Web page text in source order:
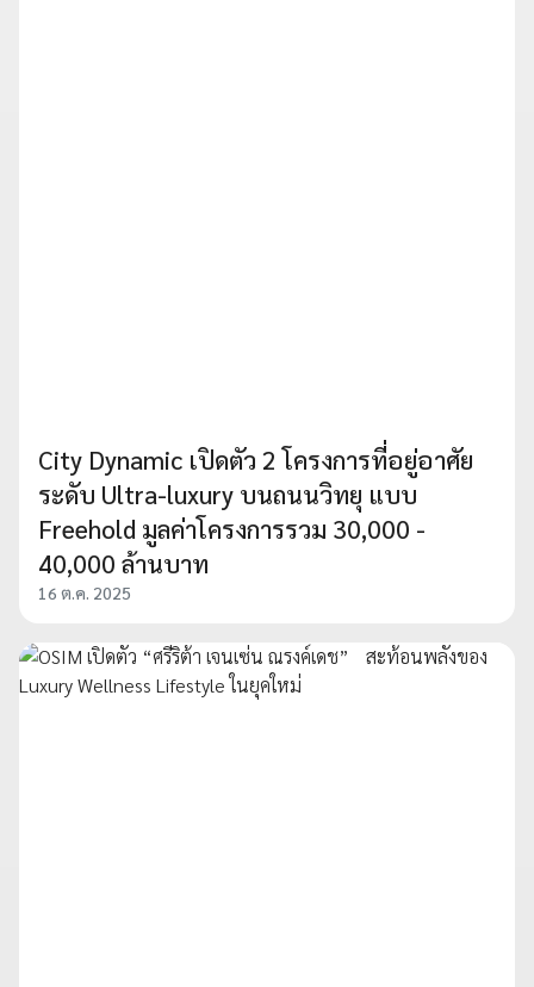
City Dynamic เปิดตัว 2 โครงการที่อยู่อาศัย
ระดับ Ultra-luxury บนถนนวิทยุ แบบ
Freehold มูลค่าโครงการรวม 30,000 -
40,000 ล้านบาท
16 ต.ค. 2025